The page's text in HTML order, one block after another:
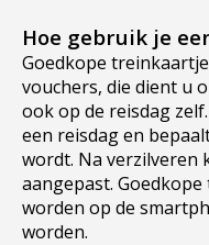
Hoe gebruik je
Goedkope
vouchers, die dient u
ook op de reisdag
een reisdag en
wordt. Na verzilveren
aangepast.
worden op de
worden.